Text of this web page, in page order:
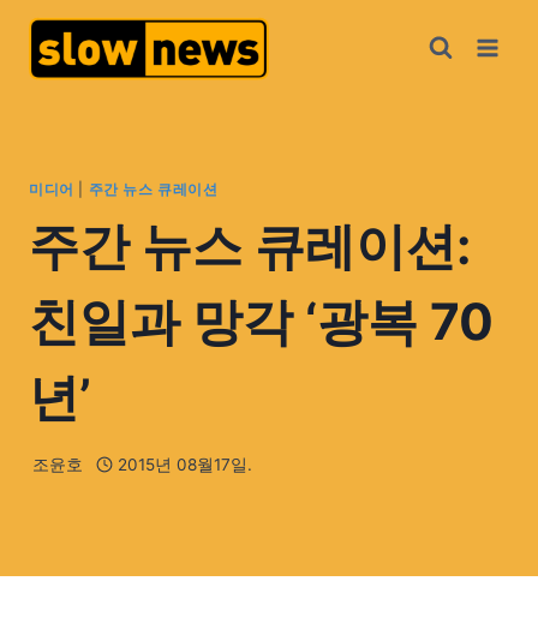
미디어 주간 뉴스 큐레이션
주간 뉴스 큐레이션:
친일과 망각 ‘광복 70
년’
조윤호 2015년 08월17일.